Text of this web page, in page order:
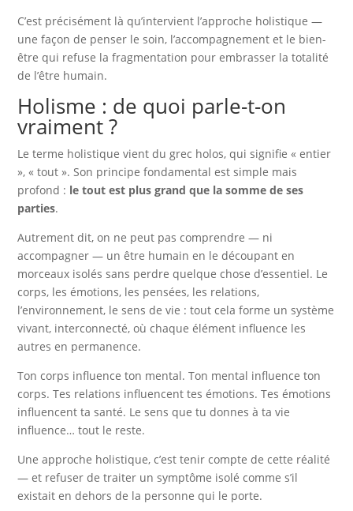
C’est précisément là qu’intervient l’approche holistique —
une façon de penser le soin, l’accompagnement et le bien-
être qui refuse la fragmentation pour embrasser la totalité
de l’être humain.
Holisme : de quoi parle-t-on
vraiment ?
Le terme holistique vient du grec holos, qui signifie « entier
», « tout ». Son principe fondamental est simple mais
profond : le tout est plus grand que la somme de ses
parties.
Autrement dit, on ne peut pas comprendre — ni
accompagner — un être humain en le découpant en
morceaux isolés sans perdre quelque chose d’essentiel. Le
corps, les émotions, les pensées, les relations,
l’environnement, le sens de vie : tout cela forme un système
vivant, interconnecté, où chaque élément influence les
autres en permanence.
Ton corps influence ton mental. Ton mental influence ton
corps. Tes relations influencent tes émotions. Tes émotions
influencent ta santé. Le sens que tu donnes à ta vie
influence… tout le reste.
Une approche holistique, c’est tenir compte de cette réalité
— et refuser de traiter un symptôme isolé comme s’il
existait en dehors de la personne qui le porte.